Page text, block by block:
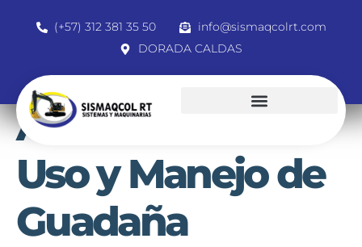
(+57) 312 381 35 50
info@sismaqcolrt.com
DORADA CALDAS
Actualización de
Uso y Manejo de
Guadaña